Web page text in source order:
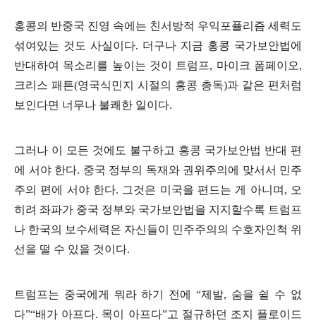
홍콩의 반중국 진영 속에는 친서방적 우익포퓰리즘 세력도
섞여있는 것도 사실이다. 더구나 지금 홍콩 국가보안법에
반대하여 목소리를 높이는 것이 트럼프, 마이크 폼페이오,
크리스 패튼(영국식민지 시절의 홍콩 총독)과 같은 편처럼
보인다면 너무나 불쾌한 일이다.
그러나 이 모든 것에도 불구하고 홍콩 국가보안법 반대 편
에 서야 한다. 중국 정부의 독재와 권위주의에 맞서서 민주
주의 편에 서야 한다. 그것은 미국을 편드는 게 아니며 , 오
히려 좌파가 중국 정부와 국가보안법을 지지할수록 트럼프
나 한국의 보수세력은 자신들이 민주주의의 수호자인척 위
선을 떨 수 있을 것이다.
트럼프는 중국에게 뭐라 하기 전에 “제발, 숨을 쉴 수 없
다”“배가 아프다. 목이 아프다”고 절규하던 조지 플로이드